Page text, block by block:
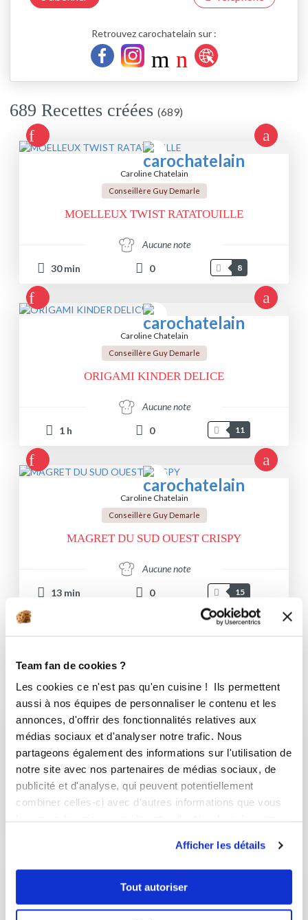
Team fan de cookies ?
Les cookies ce n'est pas qu'en cuisine ! Ils permettent
aussi à nos équipes de personnaliser le contenu et les
annonces, d'offrir des fonctionnalités relatives aux
médias sociaux et d'analyser notre trafic. Nous
partageons également des informations sur l'utilisation de
notre site avec nos partenaires de médias sociaux, de
publicité et d'analyse, qui peuvent potentiellement
combiner celles-ci avec d'autres informations que vous
Afficher les détails
Tout autoriser
Retrouvez carochatelain sur :
689 Recettes créées (689)
Caroline Chatelain
Conseillère Guy Demarle
MOELLEUX TWIST RATATOUILLE
Aucune note
30min 0 8
Caroline Chatelain
Conseillère Guy Demarle
ORIGAMI KINDER DELICE
Aucune note
1 h 0 11
Caroline Chatelain
Conseillère Guy Demarle
MAGRET DU SUD OUEST CRISPY
Aucune note
13 min 0 15
Les favoris de carochatelain (8)
DONUTS MOULE